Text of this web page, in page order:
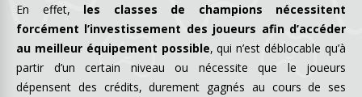
En effet, les classes de champions nécessitent
forcément l’investissement des joueurs afin d’accéder
au meilleur équipement possible, qui n’est déblocable qu’à
partir d’un certain niveau ou nécessite que le joueurs
dépensent des crédits, durement gagnés au cours de ses